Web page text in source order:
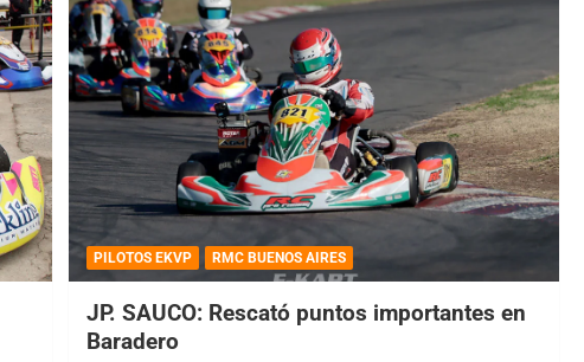
PILOTOS EKVP RMC BUENOS AIRES
JP. SAUCO: Rescató puntos importantes en
Baradero